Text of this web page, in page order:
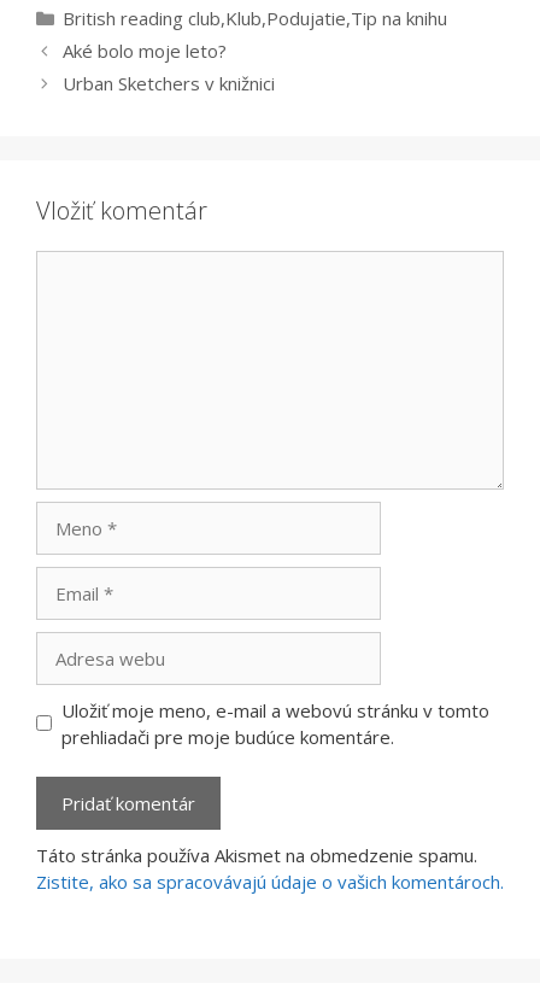
Kategórie
British reading club,Klub,Podujatie,Tip na knihu
Aké bolo moje leto?
Urban Sketchers v knižnici
Vložiť komentár
webu
Uložiť moje meno, e-mail a webovú stránku v tomto
prehliadači pre moje budúce komentáre.
Táto stránka používa Akismet na obmedzenie spamu.
Zistite, ako sa spracovávajú údaje o vašich komentároch.